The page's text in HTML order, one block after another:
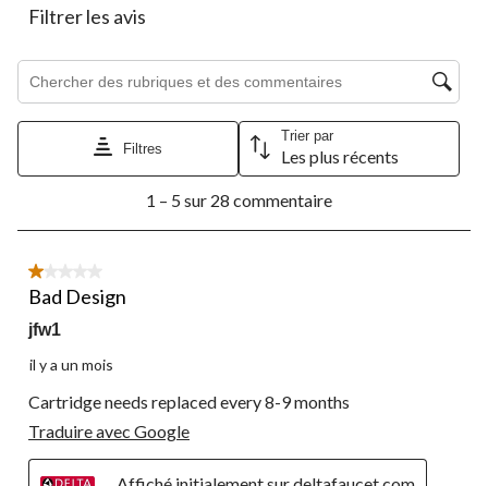
Filtrer les avis
Zone de recherche de sujet et d'avis
Filtres
Trier par
Les plus récents
5
28
commentaire.
1 – 5 sur 28 commentaire
1 étoile(s) sur 5.
Bad Design
jfw1
il y a un mois
Cartridge needs replaced every 8-9 months
Traduire avec Google